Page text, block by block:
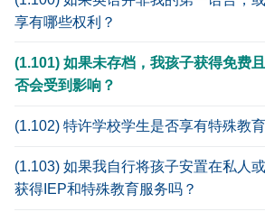
享有哪些权利？
(1.101) 如果未存档，我孩子获得免费
否会受到影响？
(1.102) 特许学校学生是否享有特殊教
(1.103) 如果我自行将孩子安置在私人
获得IEP和特殊教育服务吗？